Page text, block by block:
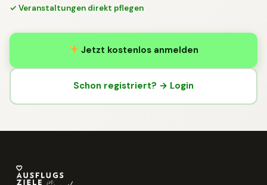
✓ Veranstaltungen direkt pflegen
Jetzt kostenlos anmelden
Schon registriert? → Login